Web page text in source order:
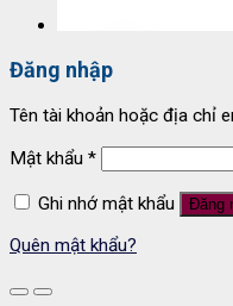
Đăng nhập
Tên tài khoản hoặc địa chỉ
Mật khẩu *
Ghi nhớ mật khẩu Đăng
Quên mật khẩu?